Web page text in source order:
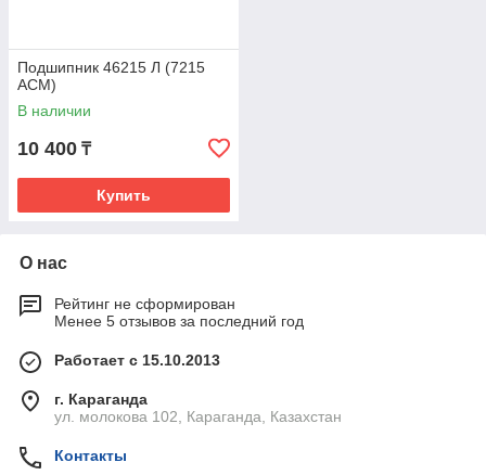
Подшипник 46215 Л (7215
ACM)
В наличии
10 400 ₸
Купить
О нас
Рейтинг не сформирован
Менее 5 отзывов за последний год
Работает с 15.10.2013
г. Караганда
ул. молокова 102, Караганда, Казахстан
Контакты